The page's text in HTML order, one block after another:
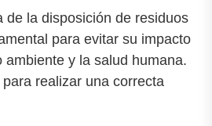
de la disposición de residuos
para evitar su impacto
ambiente y la salud humana.
realizar una correcta